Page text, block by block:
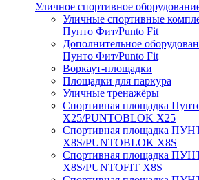
Уличное спортивное
Уличные спортивные
Пунто Фит/Punto Fit
Дополнительное
Пунто Фит/Punto Fit
Воркаут-площадки
Площадки для паркура
Уличные тренажёры
Спортивная площадка
Х25/PUNTOBLOK X25
Спортивная площадка
X8S/PUNTOBLOK X8S
Спортивная площадка
X8S/PUNTOFIT X8S